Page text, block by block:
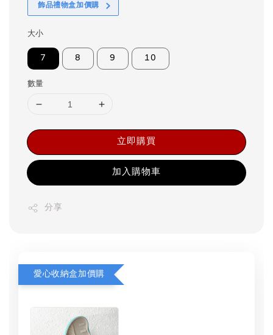
飾品禮物盒加價購
大小
7 8 9 10
數量
立即購買
加入購物車
分享
愛心收納盒加價購